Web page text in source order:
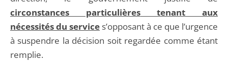
circonstances particulièrestenant aux
nécessités du service s’opposant à ce que l’urgence
à suspendre la décision soit regardée comme étant
remplie.